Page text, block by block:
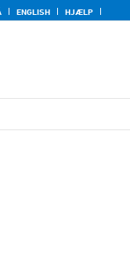
ENGLISH HJÆLP